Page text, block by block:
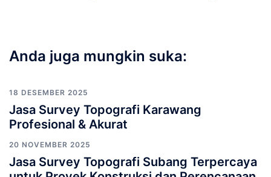
Anda juga mungkin suka:
18 DESEMBER 2025
Jasa Survey Topografi Karawang
Profesional & Akurat
20 NOVEMBER 2025
Jasa Survey Topografi Subang Terpercaya